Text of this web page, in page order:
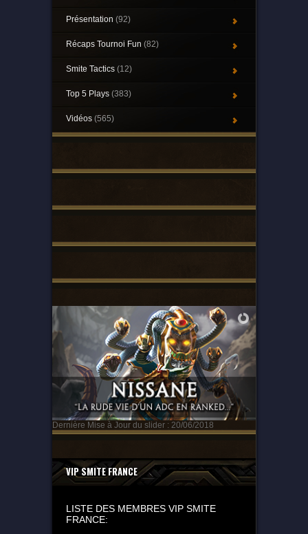
Présentation (92)
Récaps Tournoi Fun (82)
Smite Tactics (12)
Top 5 Plays (383)
Vidéos (565)
Dernière Mise à Jour du slider : 20/06/2018
VIP SMITE FRANCE
LISTE DES MEMBRES VIP SMITE
FRANCE: